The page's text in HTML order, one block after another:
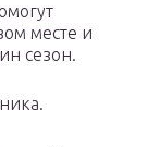
месте и
сезон.